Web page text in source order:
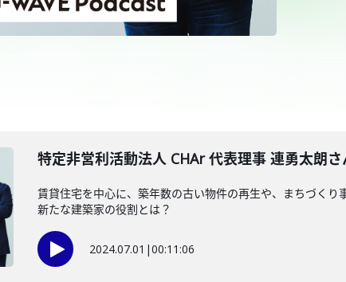
特定非営利活動法人 CHAr 代表理事 連勇太朗
賃貸住宅を中心に、築年数の古い物件の再生や、まちづくり
新たな建築家の役割とは？
2024.07.01 |00:11:06